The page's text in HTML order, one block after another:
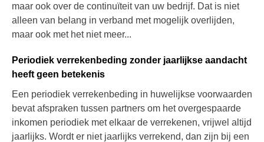
maar ook over de continuïteit van uw bedrijf. Dat is niet
alleen van belang in verband met mogelijk overlijden,
maar ook met het niet meer...
Periodiek verrekenbeding zonder jaarlijkse aandacht
heeft geen betekenis
Een periodiek verrekenbeding in huwelijkse voorwaarden
bevat afspraken tussen partners om het overgespaarde
inkomen periodiek met elkaar de verrekenen, vrijwel altijd
jaarlijks. Wordt er niet jaarlijks verrekend, dan zijn bij een